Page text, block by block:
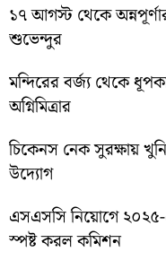
১৭ আগস্ট থেকে অন্নপূর্ণার
শুভেন্দুর
মন্দিরের বর্জ্য থেকে
অগ্নিমিত্রার
চিকেনস নেক সুরক্ষায়
উদ্যোগ
এসএসসি নিয়োগে ২০২৫-
স্পষ্ট করল কমিশন